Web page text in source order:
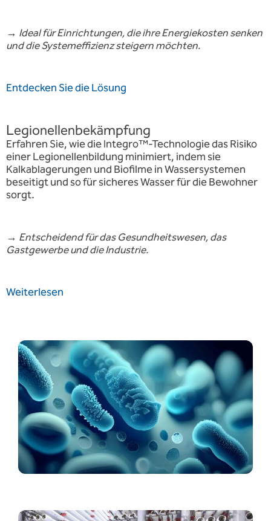
→ Ideal für Einrichtungen, die ihre Energiekosten senken
und die Systemeffizienz steigern möchten.
Entdecken Sie die Lösung
Legionellenbekämpfung
Erfahren Sie, wie die Integro™-Technologie das Risiko
einer Legionellenbildung minimiert, indem sie
Kalkablagerungen und Biofilme in Wassersystemen
beseitigt und so für sicheres Wasser für die Bewohner
sorgt.
→ Entscheidend für das Gesundheitswesen, das
Gastgewerbe und die Industrie.
Weiterlesen